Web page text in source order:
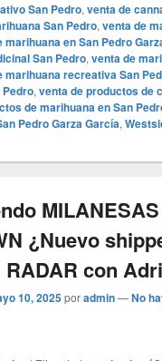
San Pedro, venta de
San Pedro, venta de
marihuana en San Pedro
San Pedro, venta de
marihuana recreativa San
, venta de productos de
de marihuana en San
Pedro Garza García,
¿Nuevo
RADAR con
10, 2025poradmin—No